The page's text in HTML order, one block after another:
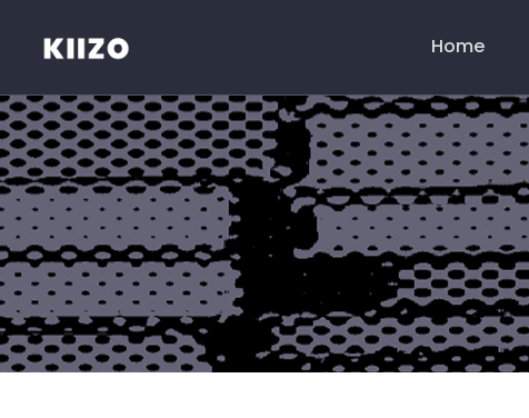
Menú
Home